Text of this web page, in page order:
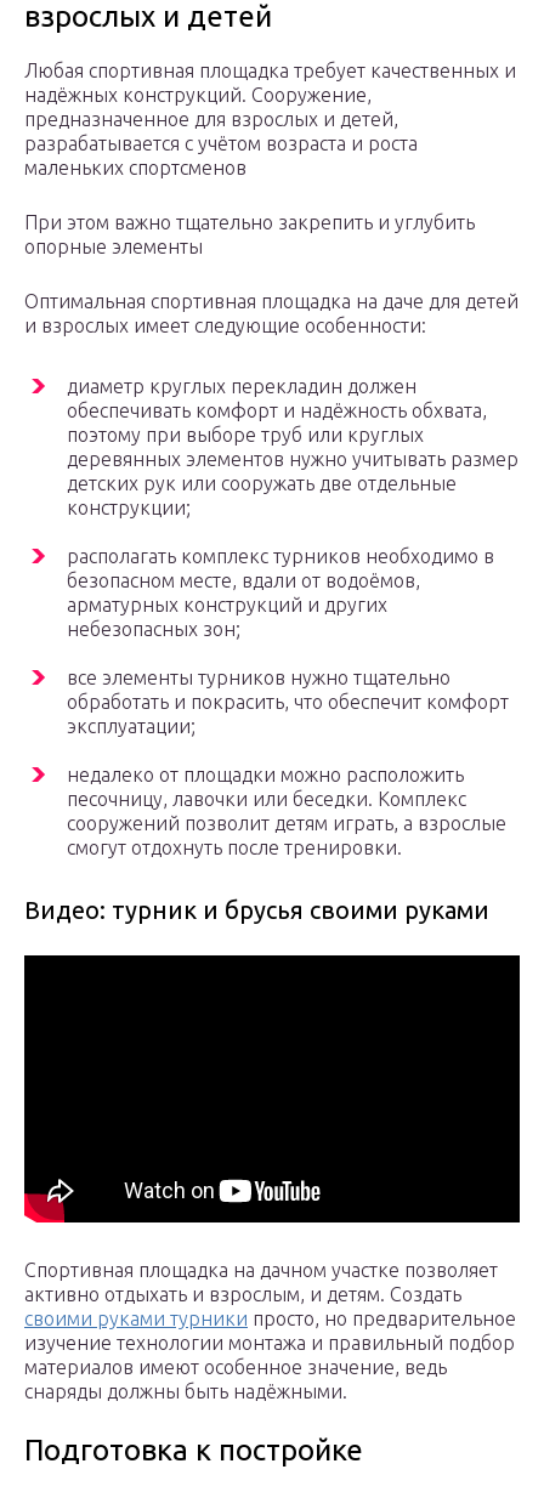
взрослых и детей
Любая спортивная площадка требует качественных и
надёжных конструкций. Сооружение,
предназначенное для взрослых и детей,
разрабатывается с учётом возраста и роста
маленьких спортсменов
При этом важно тщательно закрепить и углубить
опорные элементы
Оптимальная спортивная площадка на даче для детей
и взрослых имеет следующие особенности:
диаметр круглых перекладин должен
обеспечивать комфорт и надёжность обхвата,
поэтому при выборе труб или круглых
деревянных элементов нужно учитывать размер
детских рук или сооружать две отдельные
конструкции;
располагать комплекс турников необходимо в
безопасном месте, вдали от водоёмов,
арматурных конструкций и других
небезопасных зон;
все элементы турников нужно тщательно
обработать и покрасить, что обеспечит комфорт
эксплуатации;
недалеко от площадки можно расположить
песочницу, лавочки или беседки. Комплекс
сооружений позволит детям играть, а взрослые
смогут отдохнуть после тренировки.
Видео: турник и брусья своими руками
Спортивная площадка на дачном участке позволяет
активно отдыхать и взрослым, и детям. Создать
своими руками турники просто, но предварительное
изучение технологии монтажа и правильный подбор
материалов имеют особенное значение, ведь
снаряды должны быть надёжными.
Подготовка к постройке